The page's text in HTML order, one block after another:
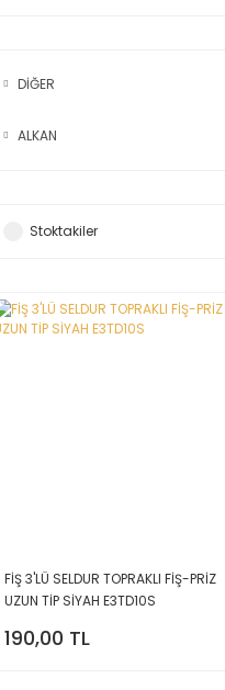
DİĞER
ALKAN
Stoktakiler
FİŞ 3'LÜ SELDUR TOPRAKLI FİŞ-PRİZ
UZUN TİP SİYAH E3TD10S
190,00 TL